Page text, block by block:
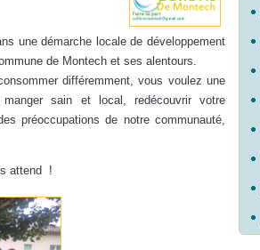
une démarche locale de développement
de Montech et ses alentours.
différemment, vous voulez une
sain et local, redécouvrir votre
préoccupations de notre communauté,
attend !